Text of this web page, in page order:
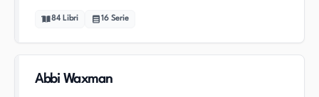
84 Libri 16 Serie
Abbi Waxman